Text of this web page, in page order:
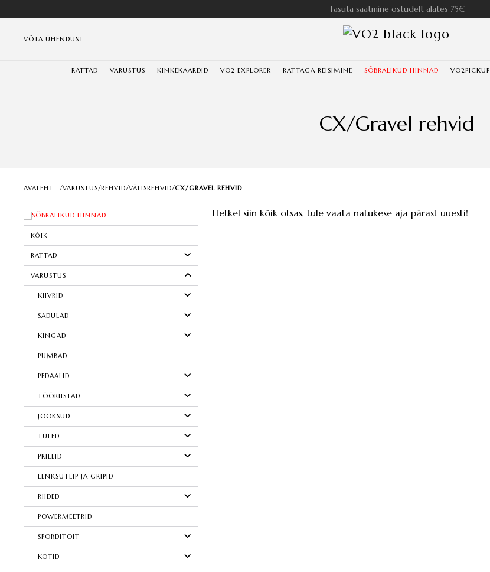
Tasuta saatmine ostudelt alates 75€
VÕTA ÜHENDUST
RATTAD VARUSTUS KINKEKAARDID VO2 EXPLORER RATTAGA REISIMINE SÕBRALIKUD HINNAD VO2PICKUP
CX/Gravel rehvid
AVALEHT /VARUSTUS/REHVID/VÄLISREHVID/CX/GRAVEL REHVID
SÕBRALIKUD HINNAD
KÕIK
RATTAD
VARUSTUS
KIIVRID
SADULAD
KINGAD
PUMBAD
PEDAALID
TÖÖRIISTAD
JOOKSUD
TULED
PRILLID
LENKSUTEIP JA GRIPID
RIIDED
POWERMEETRID
SPORDITOIT
KOTID
Hetkel siin kõik otsas, tule vaata natukese aja pärast uuesti!